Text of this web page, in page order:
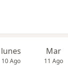
lunes
10 Ago
Mar
11 Ago